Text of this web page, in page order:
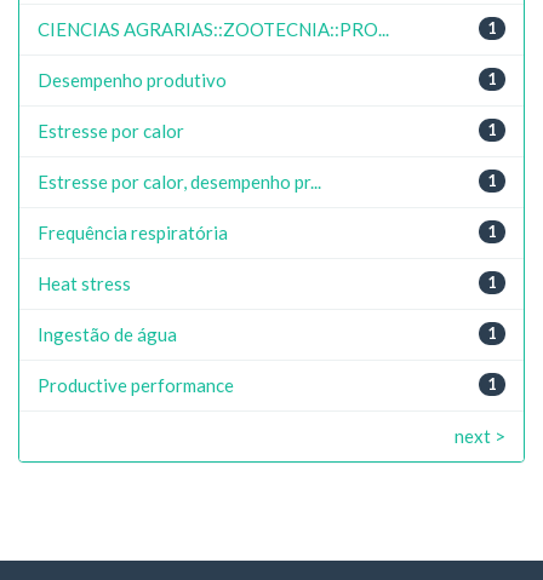
1
CIENCIAS AGRARIAS::ZOOTECNIA::PRO...
1
Desempenho produtivo
1
Estresse por calor
1
Estresse por calor, desempenho pr...
1
Frequência respiratória
1
Heat stress
1
Ingestão de água
1
Productive performance
next >